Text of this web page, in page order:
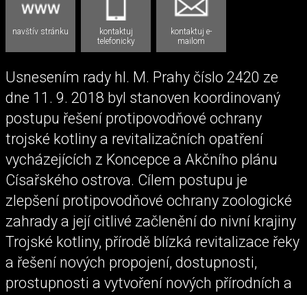
navštív stránku
kontaktuj
telefonicky
kontaktuj e-
mailom
Usnesením rady hl. M. Prahy číslo 2420 ze
dne 11. 9. 2018 byl stanoven koordinovaný
postupu řešení protipovodňové ochrany
trojské kotliny a revitalizačních opatření
vycházejících z Koncepce a Akčního plánu
Císařského ostrova. Cílem postupu je
zlepšení protipovodňové ochrany zoologické
zahrady a její citlivé začlenění do nivní krajiny
Trojské kotliny, přírodě blízká revitalizace řeky
a řešení nových propojení, dostupnosti,
prostupnosti a vytvoření nových přírodních a